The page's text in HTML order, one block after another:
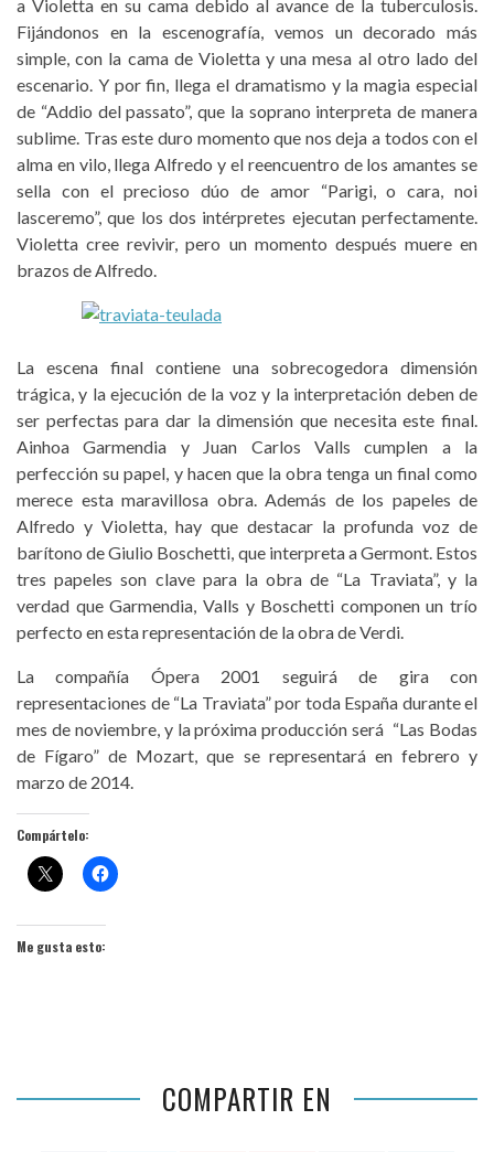
a Violetta en su cama debido al avance de la tuberculosis.
Fijándonos en la escenografía, vemos un decorado más
simple, con la cama de Violetta y una mesa al otro lado del
escenario. Y por fin, llega el dramatismo y la magia especial
de “Addio del passato”, que la soprano interpreta de manera
sublime. Tras este duro momento que nos deja a todos con el
alma en vilo, llega Alfredo y el reencuentro de los amantes se
sella con el precioso dúo de amor “Parigi, o cara, noi
lasceremo”, que los dos intérpretes ejecutan perfectamente.
Violetta cree revivir, pero un momento después muere en
brazos de Alfredo.
La escena final contiene una sobrecogedora dimensión
trágica, y la ejecución de la voz y la interpretación deben de
ser perfectas para dar la dimensión que necesita este final.
Ainhoa Garmendia y Juan Carlos Valls cumplen a la
perfección su papel, y hacen que la obra tenga un final como
merece esta maravillosa obra. Además de los papeles de
Alfredo y Violetta, hay que destacar la profunda voz de
barítono de Giulio Boschetti, que interpreta a Germont. Estos
tres papeles son clave para la obra de “La Traviata”, y la
verdad que Garmendia, Valls y Boschetti componen un trío
perfecto en esta representación de la obra de Verdi.
La compañía Ópera 2001 seguirá de gira con
representaciones de “La Traviata” por toda España durante el
mes de noviembre, y la próxima producción será “Las Bodas
de Fígaro” de Mozart, que se representará en febrero y
marzo de 2014.
Compártelo:
Me gusta esto:
COMPARTIR EN